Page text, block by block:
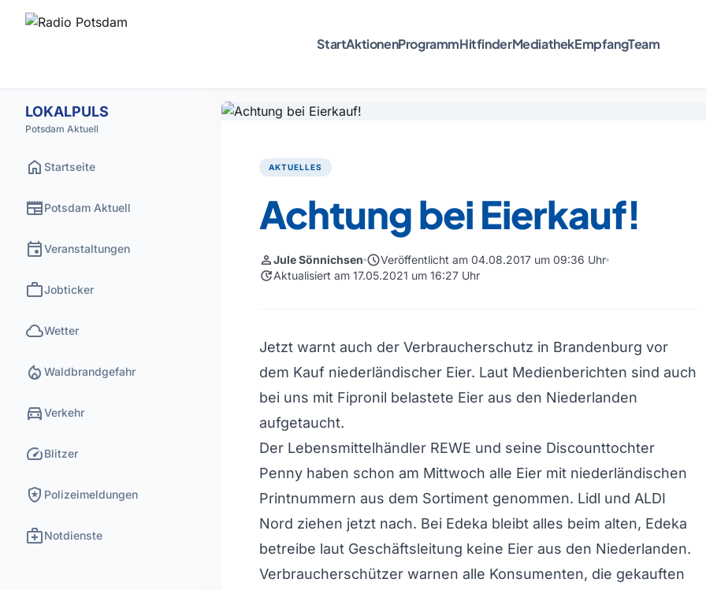
StartAktionenProgrammHitfinderMediathekEmpfangTeam
LOKALPULS
Potsdam Aktuell
home Startseite
newspaperPotsdam Aktuell
eventVeranstaltungen
workJobticker
cloudWetter
local_fire_department Waldbrandgefahr
directions_carVerkehr
speedBlitzer
local_police Polizeimeldungen
medical_servicesNotdienste
AKTUELLES
Achtung bei Eierkauf!
personJule Sönnichsen scheduleVeröffentlicht am 04.08.2017 um 09:36 Uhr
updateAktualisiert am 17.05.2021 um 16:27 Uhr
Jetzt warnt auch der Verbraucherschutz in Brandenburg vor
dem Kauf niederländischer Eier. Laut Medienberichten sind auch
bei uns mit Fipronil belastete Eier aus den Niederlanden
aufgetaucht.
Der Lebensmittelhändler REWE und seine Discounttochter
Penny haben schon am Mittwoch alle Eier mit niederländischen
Printnummern aus dem Sortiment genommen. Lidl und ALDI
Nord ziehen jetzt nach. Bei Edeka bleibt alles beim alten, Edeka
betreibe laut Geschäftsleitung keine Eier aus den Niederlanden.
Verbraucherschützer warnen alle Konsumenten, die gekauften